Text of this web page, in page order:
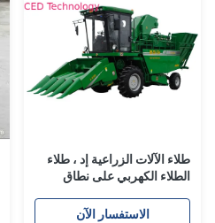
طلاء الآلات الزراعية إد ، طلاء
الطلاء الكهربي على نطاق
الاستفسار الآن